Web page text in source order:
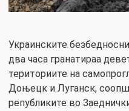
Украинските
два часа гранатираа
териториите на
Доњецк и Луганск,
републиките во